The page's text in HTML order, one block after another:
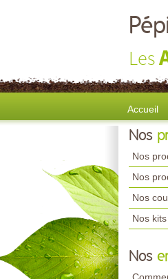
Les
Accueil
Nos
Nos
Nos
Nos
Nos
Nos